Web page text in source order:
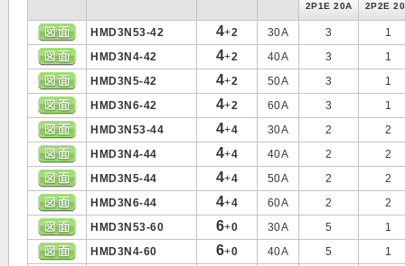
2P1E 20A 2P2E
HMD3N53-42 4+2 30A 3
1
HMD3N4-42
4+2 40A 3
1
HMD3N5-42
4+2 50A 3
1
HMD3N6-42
4+2 60A 3
1
HMD3N53-44
4+4 30A 2
2
HMD3N4-44
4+4 40A 2
2
HMD3N5-44
4+4 50A 2
2
HMD3N6-44
4+4 60A 2
2
HMD3N53-60
6+0 30A 5
1
HMD3N4-60
6+0 40A 5
1